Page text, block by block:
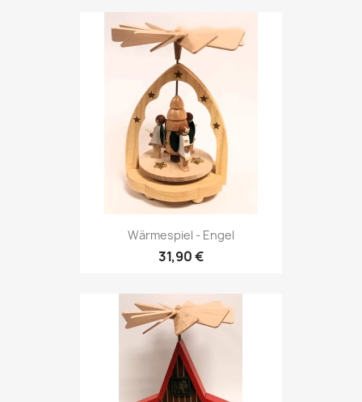
Wärmespiel - Engel
31,90 €